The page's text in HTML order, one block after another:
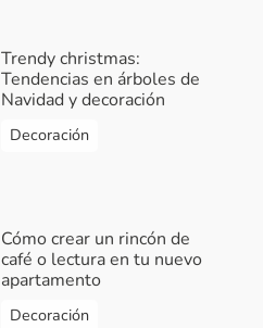
Trendy christmas:
Tendencias en árboles de
Navidad y decoración
Decoración
Cómo crear un rincón de
café o lectura en tu nuevo
apartamento
Decoración